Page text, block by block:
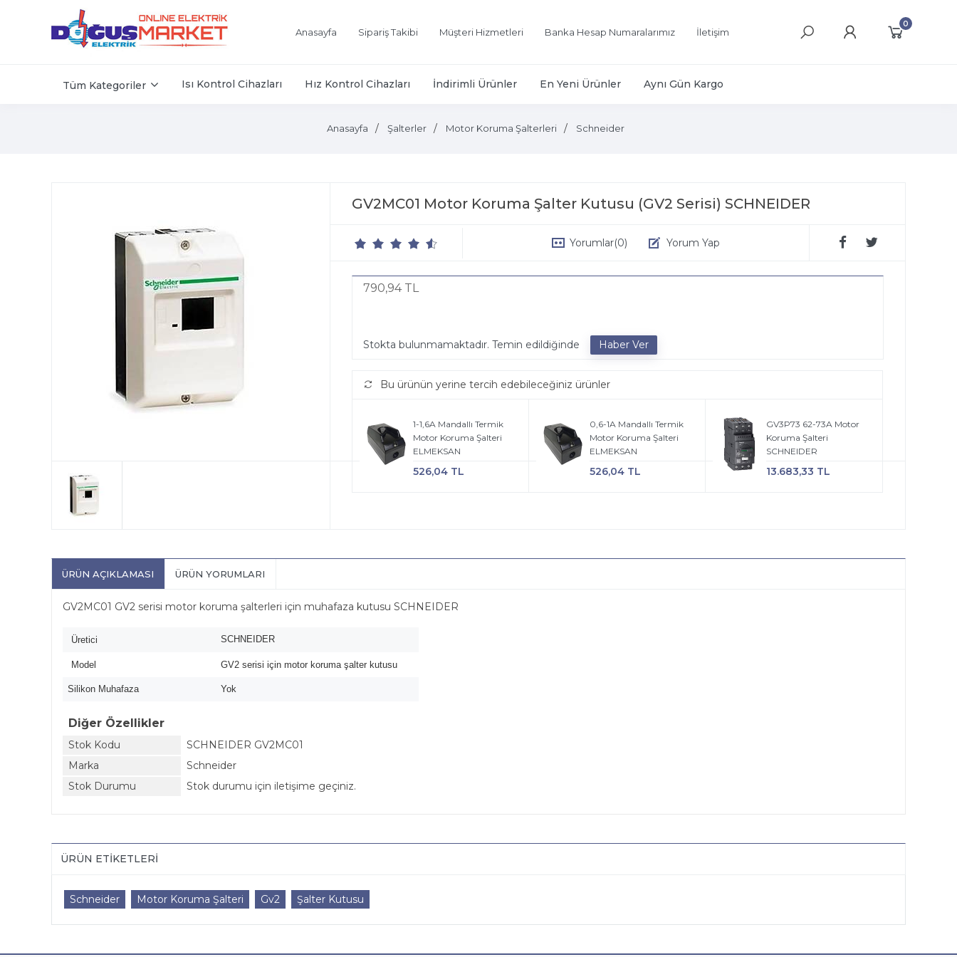
Anasayfa Sipariş Takibi Müşteri Hizmetleri Banka Hesap Numaralarımız İletişim
0
Tüm Kategoriler Isı Kontrol Cihazları Hız Kontrol Cihazları İndirimli Ürünler En Yeni Ürünler Aynı Gün Kargo
Anasayfa Şalterler Motor Koruma Şalterleri Schneider
GV2MC01 Motor Koruma Şalter Kutusu (GV2 Serisi) SCHNEIDER
Yorumlar(0) Yorum Yap
790,94 TL
Stokta bulunmamaktadır. Temin edildiğinde
Bu ürünün yerine tercih edebileceğiniz ürünler
1-1,6A Mandallı Termik
Motor Koruma Şalteri
ELMEKSAN
526,04 TL
0,6-1A Mandallı Termik
Motor Koruma Şalteri
ELMEKSAN
526,04 TL
GV3P73 62-73A Motor
Koruma Şalteri
SCHNEIDER
13.683,33 TL
ÜRÜN AÇIKLAMASI ÜRÜN YORUMLARI
GV2MC01 GV2 serisi motor koruma şalterleri için muhafaza kutusu SCHNEIDER
Üretici SCHNEIDER
Model GV2 serisi için motor koruma şalter kutusu
Silikon Muhafaza Yok
Diğer Özellikler
Stok Kodu
SCHNEIDER GV2MC01
Marka
Schneider
Stok Durumu
Stok durumu için iletişime geçiniz.
ÜRÜN ETIKETLERI
Schneider Motor Koruma Şalteri Gv2 Şalter Kutusu